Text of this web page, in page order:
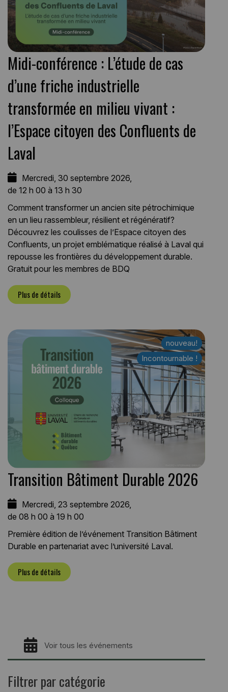
Midi-conférence : L’étude de cas
d’une friche industrielle
transformée en milieu vivant :
l’Espace citoyen des Confluents de
Laval
Mercredi, 30 septembre 2026,
de 12 h 00 à 13 h 30
Comment transformer un ancien site pétrochimique
en un lieu rassembleur, résilient et régénératif?
Découvrez les coulisses de l’Espace citoyen des
Confluents, un projet emblématique réalisé à Laval qui
repousse les frontières du développement durable.
Gratuit pour les membres de BDQ
Plus de détails
nouveau!
Incontournable !
nouveau!
Transition Bâtiment Durable 2026
Mercredi, 23 septembre 2026,
de 08 h 00 à 19 h 00
Première édition de l’événement Transition Bâtiment
Durable en partenariat avec l’université Laval.
Plus de détails
Voir tous les événements
Filtrer par catégorie